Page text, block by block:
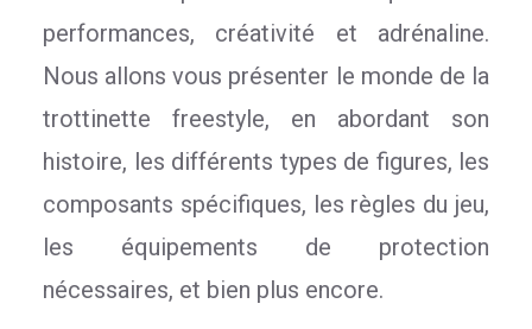
performances, créativité et adrénaline.
Nous allons vous présenter le monde de la
trottinette freestyle, en abordant son
histoire, les différents types de figures, les
composants spécifiques, les règles du jeu,
les équipements de protection
nécessaires, et bien plus encore.